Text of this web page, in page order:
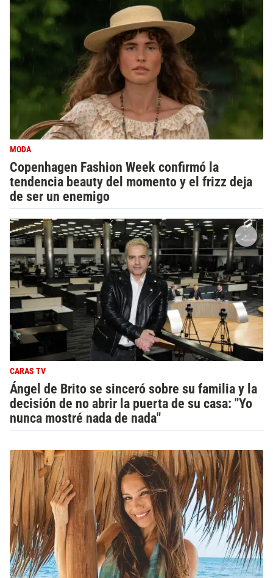
MODA
Copenhagen Fashion Week confirmó la
tendencia beauty del momento y el frizz deja
de ser un enemigo
CARAS TV
Ángel de Brito se sinceró sobre su familia y la
decisión de no abrir la puerta de su casa: "Yo
nunca mostré nada de nada"